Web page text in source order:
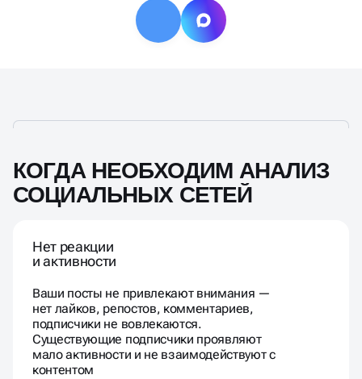
КОГДА НЕОБХОДИМ АНАЛИЗ
СОЦИАЛЬНЫХ СЕТЕЙ
Нет реакции
и активности
Ваши посты не привлекают внимания —
нет лайков, репостов, комментариев,
подписчики не вовлекаются.
Существующие подписчики проявляют
мало активности и не взаимодействуют с
контентом